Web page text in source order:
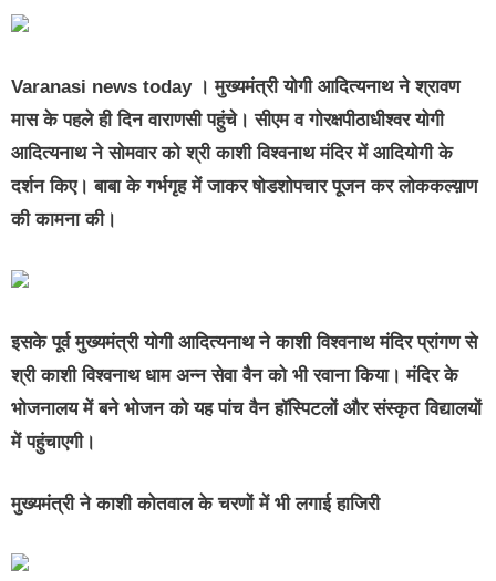
Varanasi news today । मुख्यमंत्री योगी आदित्यनाथ ने श्रावण
मास के पहले ही दिन वाराणसी पहुंचे। सीएम व गोरक्षपीठाधीश्वर योगी
आदित्यनाथ ने सोमवार को श्री काशी विश्वनाथ मंदिर में आदियोगी के
दर्शन किए। बाबा के गर्भगृह में जाकर षोडशोपचार पूजन कर लोककल्य़ाण
की कामना की।
इसके पूर्व मुख्यमंत्री योगी आदित्यनाथ ने काशी विश्वनाथ मंदिर प्रांगण से
श्री काशी विश्वनाथ धाम अन्न सेवा वैन को भी रवाना किया। मंदिर के
भोजनालय में बने भोजन को यह पांच वैन हॉस्पिटलों और संस्कृत विद्यालयों
में पहुंचाएगी।
मुख्यमंत्री ने काशी कोतवाल के चरणों में भी लगाई हाजिरी